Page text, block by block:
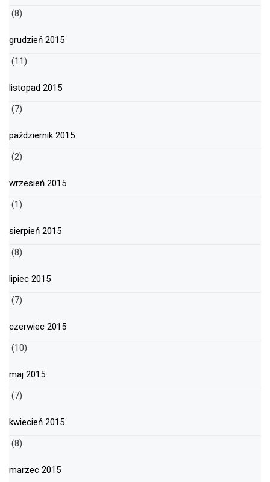
(8)
grudzień 2015
(11)
listopad 2015
(7)
październik 2015
(2)
wrzesień 2015
(1)
sierpień 2015
(8)
lipiec 2015
(7)
czerwiec 2015
(10)
maj 2015
(7)
kwiecień 2015
(8)
marzec 2015